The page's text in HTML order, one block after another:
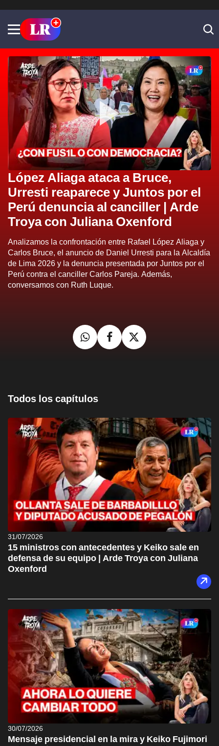
López Aliaga ataca a Bruce,
Urresti reaparece y Juntos por el
Perú denuncia al canciller | Arde
Troya con Juliana Oxenford
Analizamos la confrontación entre Rafael López Aliaga y
Carlos Bruce, el anuncio de Daniel Urresti para la Alcaldía
de Lima 2026 y la denuncia presentada por Juntos por el
Perú contra el canciller Carlos Pareja. Además,
conversamos con Ruth Luque.
Todos los capítulos
31/07/2026
15 ministros con antecedentes y Keiko sale en
defensa de su equipo | Arde Troya con Juliana
Oxenford
30/07/2026
Mensaje presidencial en la mira y Keiko Fujimori